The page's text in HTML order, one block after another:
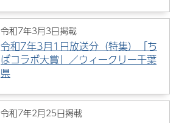
令和7年3月3日掲載
令和7年3月1日放送分（特集）「ち
ばコラボ大賞」／ウィークリー千葉
県
令和7年2月25日掲載